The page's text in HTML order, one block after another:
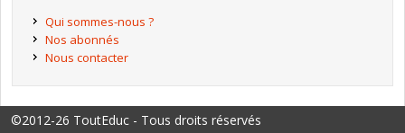
Qui sommes-nous ?
Nos abonnés
Nous contacter
©2012-26 ToutEduc - Tous droits réservés